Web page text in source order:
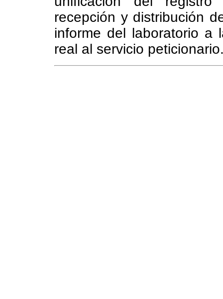
recepción y distribución
informe del laboratorio a
real al servicio